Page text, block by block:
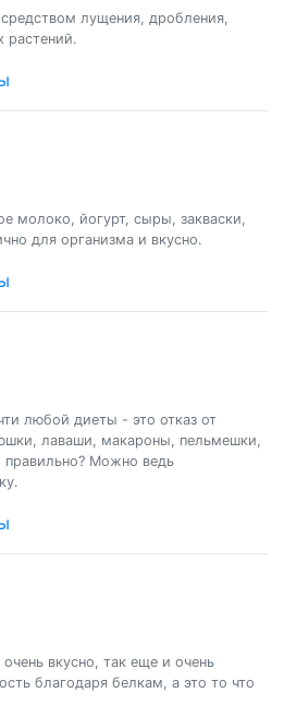
лущения, дробления,
растений.
молоко, йогурт, сыры, закваски,
для организма и вкусно.
любой диеты - это отказ от
лаваши, макароны, пельмешки,
правильно? Можно ведь
вкусно, так еще и очень
благодаря белкам, а это то что